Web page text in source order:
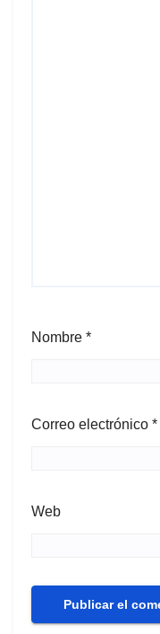
Nombre *
Correo electrónico *
Web